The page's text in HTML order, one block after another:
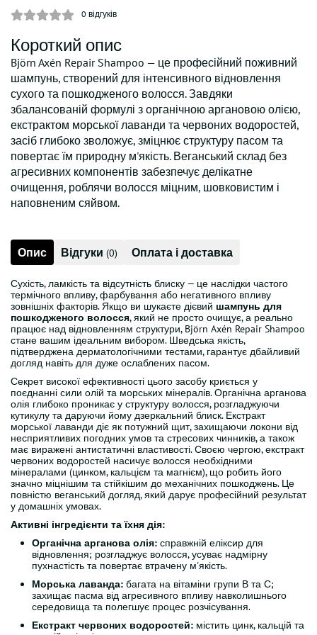
0 відгуків
Короткий опис
Björn Axén Repair Shampoo — це професійний поживний
шампунь, створений для інтенсивного відновлення
сухого та пошкодженого волосся. Завдяки
збалансованій формулі з органічною аргановою олією,
екстрактом морської лаванди та червоних водоростей,
засіб глибоко зволожує, зміцнює структуру пасом та
повертає їм природну м'якість. Веганський склад без
агресивних компонентів забезпечує делікатне
очищення, роблячи волосся міцним, шовковистим і
наповненим сяйвом.
Опис Відгуки (0) Оплата і доставка
Сухість, ламкість та відсутність блиску — це наслідки частого
термічного впливу, фарбування або негативного впливу
зовнішніх факторів. Якщо ви шукаєте дієвий шампунь для
пошкодженого волосся, який не просто очищує, а реально
працює над відновленням структури, Björn Axén Repair Shampoo
стане вашим ідеальним вибором. Шведська якість,
підтверджена дерматологічними тестами, гарантує дбайливий
догляд навіть для дуже ослаблених пасом.
Секрет високої ефективності цього засобу криється у
поєднанні сили олій та морських мінералів. Органічна арганова
олія глибоко проникає у структуру волосся, розгладжуючи
кутикулу та даруючи йому дзеркальний блиск. Екстракт
морської лаванди діє як потужний щит, захищаючи локони від
несприятливих погодних умов та стресових чинників, а також
має виражені антистатичні властивості. Своєю чергою, екстракт
червоних водоростей насичує волосся необхідними
мінералами (цинком, кальцієм та магнієм), що робить його
значно міцнішим та стійкішим до механічних пошкоджень. Це
повністю веганський догляд, який дарує професійний результат
у домашніх умовах.
Активні інгредієнти та їхня дія:
Органічна арганова олія: справжній еліксир для
відновлення; розгладжує волосся, усуває надмірну
пухнастість та повертає втрачену м'якість.
Морська лаванда: багата на вітаміни групи В та С;
захищає пасма від агресивного впливу навколишнього
середовища та полегшує процес розчісування.
Екстракт червоних водоростей: містить цинк, кальцій та